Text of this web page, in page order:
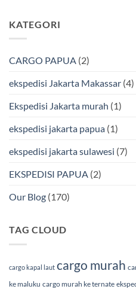
Bmp
Cargo
Laut
Bersama
&
pada
Ekspedisi
Laut
BMP
KATEGORI
CARGO PAPUA (2)
ekspedisi Jakarta Makassar (4)
Ekspedisi Jakarta murah (1)
ekspedisi jakarta papua (1)
ekspedisi jakarta sulawesi (7)
EKSPEDISI PAPUA (2)
Our Blog (170)
TAG CLOUD
cargo kapal laut cargo murah
ke maluku cargo murah ke ternate